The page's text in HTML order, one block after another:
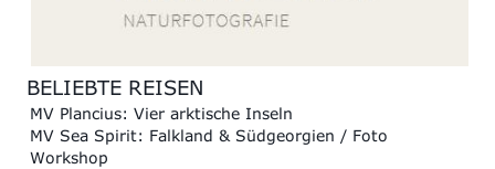
BELIEBTE REISEN
MV Plancius: Vier arktische Inseln
MV Sea Spirit: Falkland & Südgeorgien / Foto
Workshop